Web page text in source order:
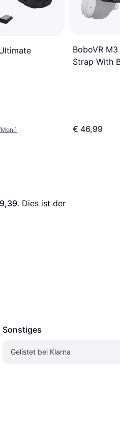
¹
BoboVR M3
Strap With
€ 46,99
. Dies ist der
Sonstiges
Gelistet bei Klarna